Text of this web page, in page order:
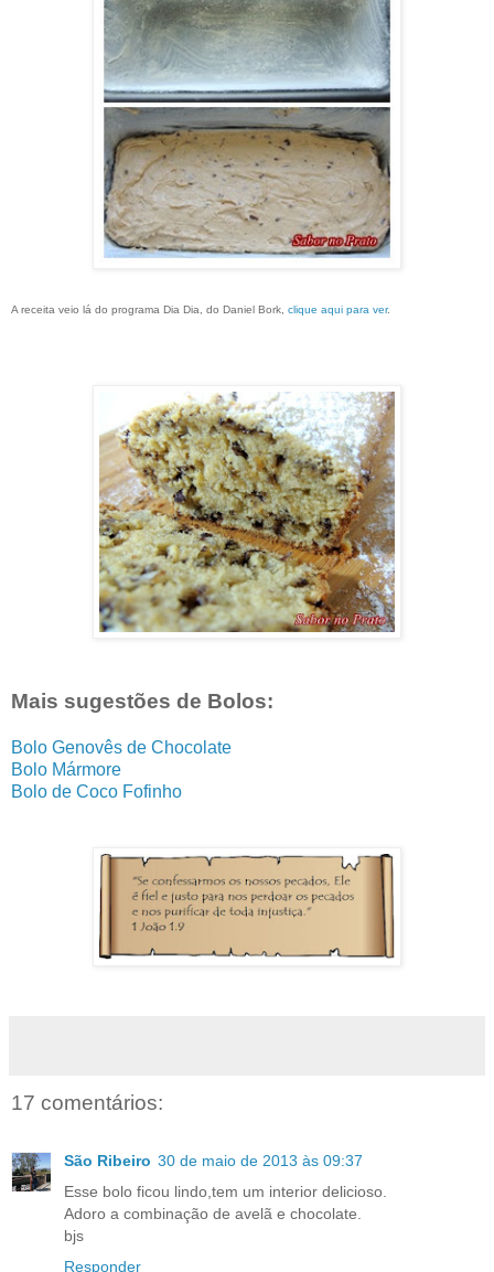
A receita veio lá do programa Dia Dia, do Daniel Bork, clique aqui para ver.
Mais sugestões de Bolos:
Bolo Genovês de Chocolate
Bolo Mármore
Bolo de Coco Fofinho
17 comentários:
São Ribeiro 30 de maio de 2013 às 09:37
Esse bolo ficou lindo,tem um interior delicioso.
Adoro a combinação de avelã e chocolate.
bjs
Responder